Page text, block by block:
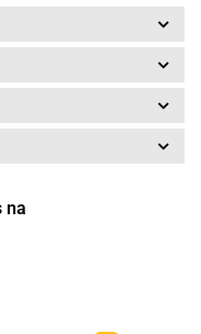
na